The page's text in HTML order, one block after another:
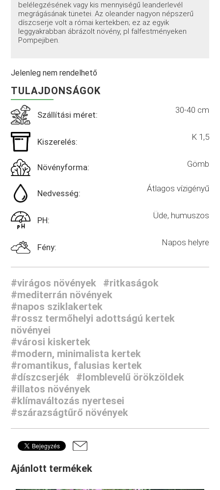
belélegzésének vagy kis mennyiségű leanderlevél
megrágásának tünetei. Az oleander nagyon népszerű
díszcserje volt a római kertekben; ez az egyik
leggyakrabban ábrázolt növény, pl falfestményeken
Pompejiben.
Jelenleg nem rendelhető
TULAJDONSÁGOK
Szállítási méret: 30-40 cm
Kiszerelés: K 1,5
Növényforma: Gömb
Nedvesség: Átlagos vízigényű
PH: Üde, humuszos
Fény: Napos helyre
#virágos növények
#ritkaságok
#mediterrán növények
#napos sziklakertek
#rossz termőhelyi adottságú kertek
növényei
#városi kiskertek
#modern, minimalista kertek
#romantikus, falusias kertek
#díszcserjék
#lomblevelű örökzöldek
#illatos növények
#klímaváltozás nyertesei
#szárazságtűrő növények
Ajánlott termékek